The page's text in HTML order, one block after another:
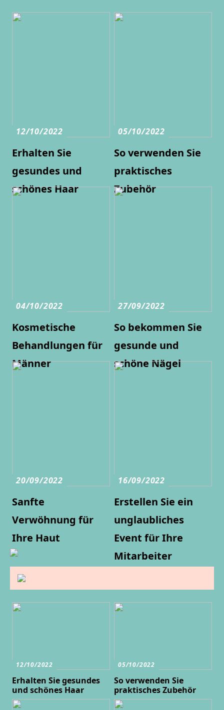
12/10/2022
Erhalten Sie
gesundes und
schönes Haar
05/10/2022
So verwenden Sie
praktisches
Zubehör
04/10/2022
Kosmetische
Behandlungen für
Männer
27/09/2022
So bekommen Sie
gesunde und
schöne Nägel
20/09/2022
Sanfte
Verwöhnung für
Ihre Haut
16/09/2022
Erstellen Sie ein
unglaubliches
Event für Ihre
Mitarbeiter
12/10/2022
Erhalten Sie gesundes
und schönes Haar
05/10/2022
So verwenden Sie
praktisches Zubehör